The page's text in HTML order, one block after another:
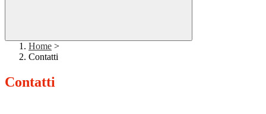
Home >
Contatti
Contatti